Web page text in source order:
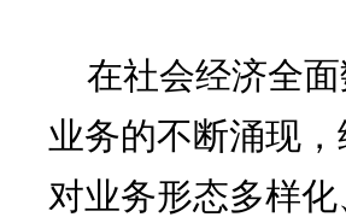
在社会经济全
业务的不断涌现
对业务形态多样